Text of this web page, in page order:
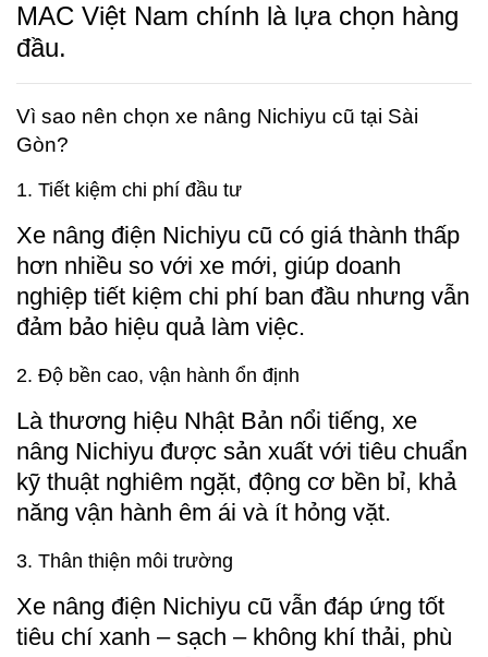
MAC Việt Nam chính là lựa chọn hàng
đầu.
Vì sao nên chọn xe nâng Nichiyu cũ tại Sài
Gòn?
1. Tiết kiệm chi phí đầu tư
Xe nâng điện Nichiyu cũ có giá thành thấp
hơn nhiều so với xe mới, giúp doanh
nghiệp tiết kiệm chi phí ban đầu nhưng vẫn
đảm bảo hiệu quả làm việc.
2. Độ bền cao, vận hành ổn định
Là thương hiệu Nhật Bản nổi tiếng, xe
nâng Nichiyu được sản xuất với tiêu chuẩn
kỹ thuật nghiêm ngặt, động cơ bền bỉ, khả
năng vận hành êm ái và ít hỏng vặt.
3. Thân thiện môi trường
Xe nâng điện Nichiyu cũ vẫn đáp ứng tốt
tiêu chí xanh – sạch – không khí thải, phù